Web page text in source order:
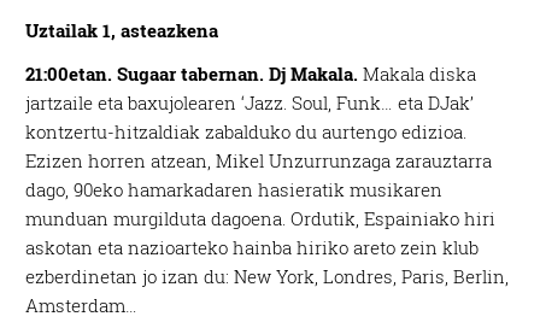
Uztailak 1, asteazkena
21:00etan. Sugaar tabernan. Dj Makala.Makala diska
jartzaile eta baxujolearen ‘Jazz. Soul, Funk… eta DJak’
kontzertu-hitzaldiak zabalduko du aurtengo edizioa.
Ezizen horren atzean, Mikel Unzurrunzaga zarauztarra
dago, 90eko hamarkadaren hasieratik musikaren
munduan murgilduta dagoena. Ordutik, Espainiako hiri
askotan eta nazioarteko hainba hiriko areto zein klub
ezberdinetan jo izan du: New York, Londres, Paris, Berlin,
Amsterdam…